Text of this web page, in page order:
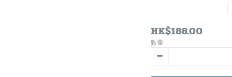
HK$188.00
數量